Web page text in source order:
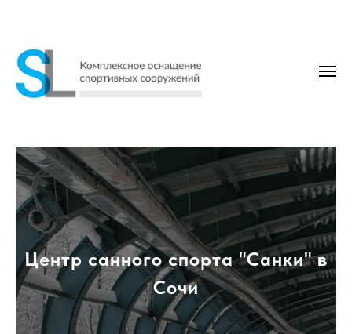
Центр санного спорта "Санки" в
Сочи